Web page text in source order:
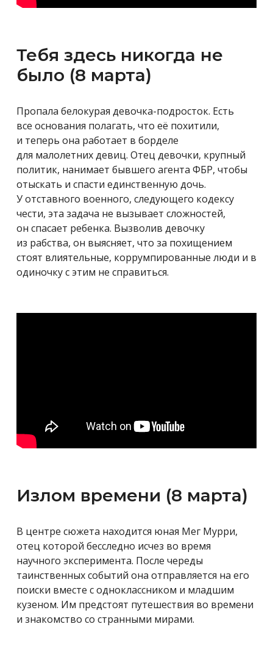
Тебя здесь никогда не
было (8 марта)
Пропала белокурая девочка-подросток. Есть
все основания полагать, что её похитили,
и теперь она работает в борделе
для малолетних девиц. Отец девочки, крупный
политик, нанимает бывшего агента ФБР, чтобы
отыскать и спасти единственную дочь.
У отставного военного, следующего кодексу
чести, эта задача не вызывает сложностей,
он спасает ребенка. Вызволив девочку
из рабства, он выясняет, что за похищением
стоят влиятельные, коррумпированные люди и в
одиночку с этим не справиться.
Излом времени (8 марта)
В центре сюжета находится юная Мег Мурри,
отец которой бесследно исчез во время
научного эксперимента. После череды
таинственных событий она отправляется на его
поиски вместе с одноклассником и младшим
кузеном. Им предстоят путешествия во времени
и знакомство со странными мирами.